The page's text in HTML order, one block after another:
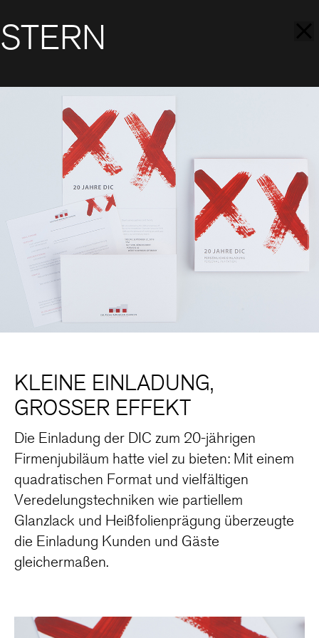
STERN
KLEINE EINLADUNG,
GROSSER EFFEKT
Die Einladung der DIC zum 20-jährigen
Firmenjubiläum hatte viel zu bieten: Mit einem
quadratischen Format und vielfältigen
Veredelungstechniken wie partiellem
Glanzlack und Heißfolienprägung überzeugte
die Einladung Kunden und Gäste
gleichermaßen.